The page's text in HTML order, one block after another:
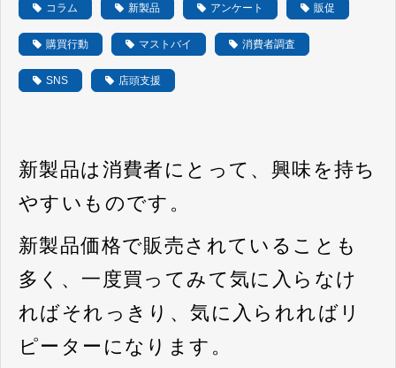
コラム 新製品 アンケート 販促
購買行動 マストバイ 消費者調査
SNS 店頭支援
新製品は消費者にとって、興味を持ち
やすいものです。
新製品価格で販売されていることも
多く、一度買ってみて気に入らなけ
ればそれっきり、気に入られればリ
ピーターになります。